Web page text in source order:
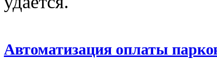
Автоматизация оплаты